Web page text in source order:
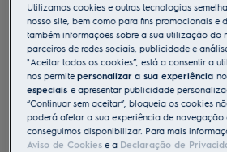
Utilizamos cookies e outras tecnologias
nosso site, bem como para fins promocionais e
também informações sobre a sua utilização do
parceiros de redes sociais, publicidade e
"Aceitar todos os cookies”, está a consentir a
nos permitepersonalizar a sua experiência
especiaise apresentar publicidade
“Continuar sem aceitar”, bloqueia os cookies
poderá afetar a sua experiência de navegação
conseguimos disponibilizar. Para mais
Aviso de Cookies e a Declaração de